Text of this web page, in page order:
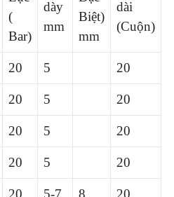
(
Bar)
dày
mm
Biệt)
mm
dài
(Cuộn)
20 5 20
20 5 20
20 5 20
20 5 20
20 5-7 8 20